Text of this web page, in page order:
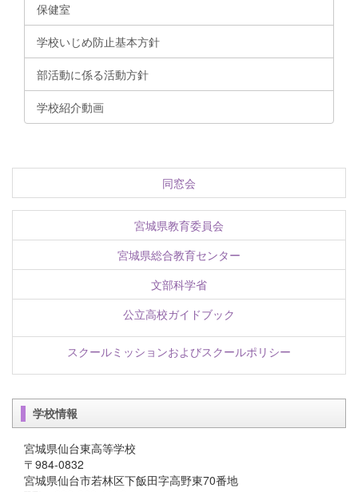
保健室
学校いじめ防止基本方針
部活動に係る活動方針
学校紹介動画
同窓会
宮城県教育委員会
宮城県総合教育センター
文部科学省
公立高校ガイドブック
スクールミッションおよびスクールポリシー
学校情報
宮城県仙台東高等学校
〒984-0832
宮城県仙台市若林区下飯田字高野東70番地